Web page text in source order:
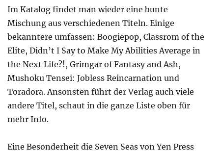
Im Katalog findet man wieder eine bunte
Mischung aus verschiedenen Titeln. Einige
bekanntere umfassen: Boogiepop, Classrom of the
Elite, Didn’t I Say to Make My Abilities Average in
the Next Life?!, Grimgar of Fantasy and Ash,
Mushoku Tensei: Jobless Reincarnation und
Toradora. Ansonsten führt der Verlag auch viele
andere Titel, schaut in die ganze Liste oben für
mehr Info.
Eine Besonderheit die Seven Seas von Yen Press